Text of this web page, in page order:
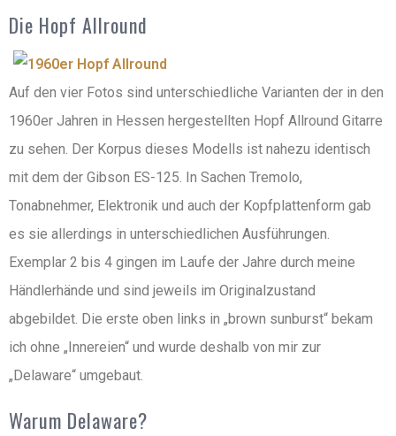
Die Hopf Allround
Auf den vier Fotos sind unterschiedliche Varianten der in den
1960er Jahren in Hessen hergestellten Hopf Allround Gitarre
zu sehen. Der Korpus dieses Modells ist nahezu identisch
mit dem der Gibson ES-125. In Sachen Tremolo,
Tonabnehmer, Elektronik und auch der Kopfplattenform gab
es sie allerdings in unterschiedlichen Ausführungen.
Exemplar 2 bis 4 gingen im Laufe der Jahre durch meine
Händlerhände und sind jeweils im Originalzustand
abgebildet. Die erste oben links in „brown sunburst“ bekam
ich ohne „Innereien“ und wurde deshalb von mir zur
„Delaware“ umgebaut.
Warum Delaware?